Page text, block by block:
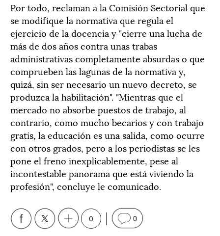
Por todo, reclaman a la Comisión Sectorial que
se modifique la normativa que regula el
ejercicio de la docencia y "cierre una lucha de
más de dos años contra unas trabas
administrativas completamente absurdas o que
comprueben las lagunas de la normativa y,
quizá, sin ser necesario un nuevo decreto, se
produzca la habilitación". "Mientras que el
mercado no absorbe puestos de trabajo, al
contrario, como mucho becarios y con trabajo
gratis, la educación es una salida, como ocurre
con otros grados, pero a los periodistas se les
pone el freno inexplicablemente, pese al
incontestable panorama que está viviendo la
profesión", concluye le comunicado.
0 0